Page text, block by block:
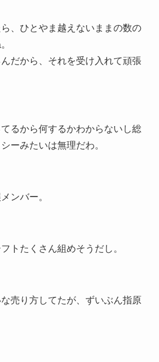
、ひとやま越えないままの数の
だから、それを受け入れて頑張
るから何するかわからないし総
ーみたいは無理だわ。
ンバー。
トたくさん組めそうだし。
売り方してたが、ずいぶん指原